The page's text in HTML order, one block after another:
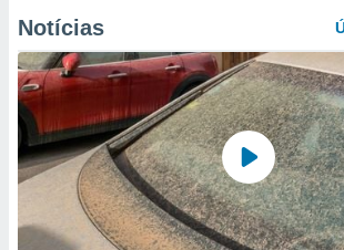
Notícias